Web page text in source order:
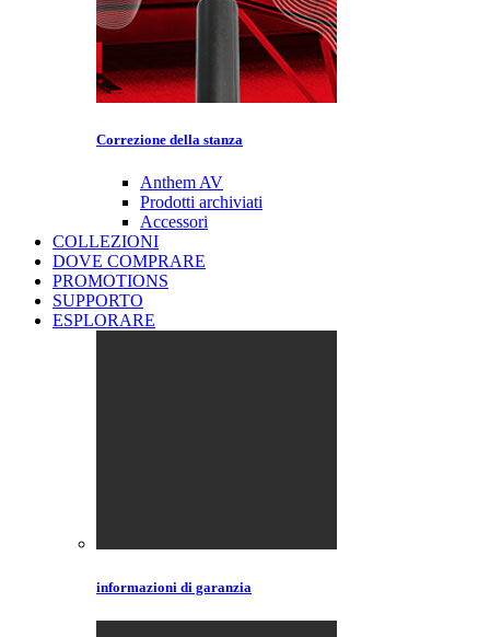
Correzione della stanza
Anthem AV
Prodotti archiviati
Accessori
COLLEZIONI
DOVE COMPRARE
PROMOTIONS
SUPPORTO
ESPLORARE
informazioni di garanzia